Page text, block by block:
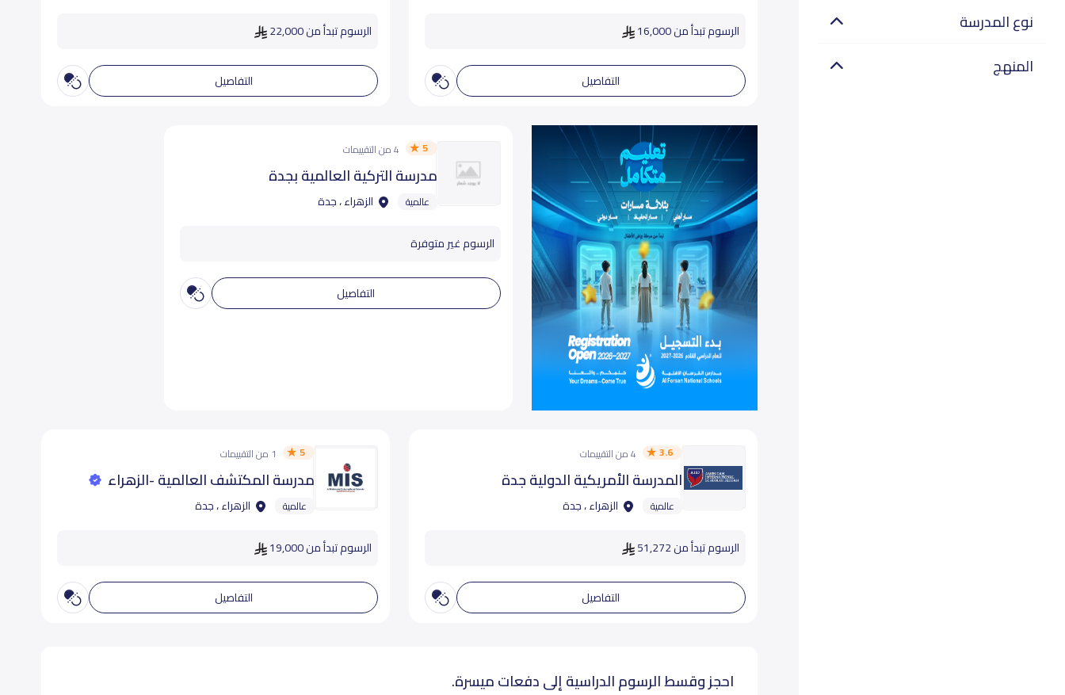
نوع المدرسة
المنهج
الرسوم تبدأ من 16,000
التفاصيل
الرسوم تبدأ من 22,000
التفاصيل
5 4 من التقييمات
مدرسة التركية العالمية بجدة
عالمية الزهراء ، جدة
الرسوم غير متوفرة
التفاصيل
3.6 4 من التقييمات
المدرسة الأمريكية الدولية جدة
عالمية الزهراء ، جدة
الرسوم تبدأ من 51,272
التفاصيل
5 1 من التقييمات
مدرسة المكتشف العالمية -الزهراء
عالمية الزهراء ، جدة
الرسوم تبدأ من 19,000
التفاصيل
احجز وقسط الرسوم الدراسية إلى دفعات ميسرة.